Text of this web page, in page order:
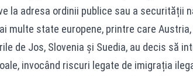
la adresa ordinii publice sau a securității
multe state europene, printre care Austria,
de Jos, Slovenia și Suedia, au decis să
invocând riscuri legate de imigrația